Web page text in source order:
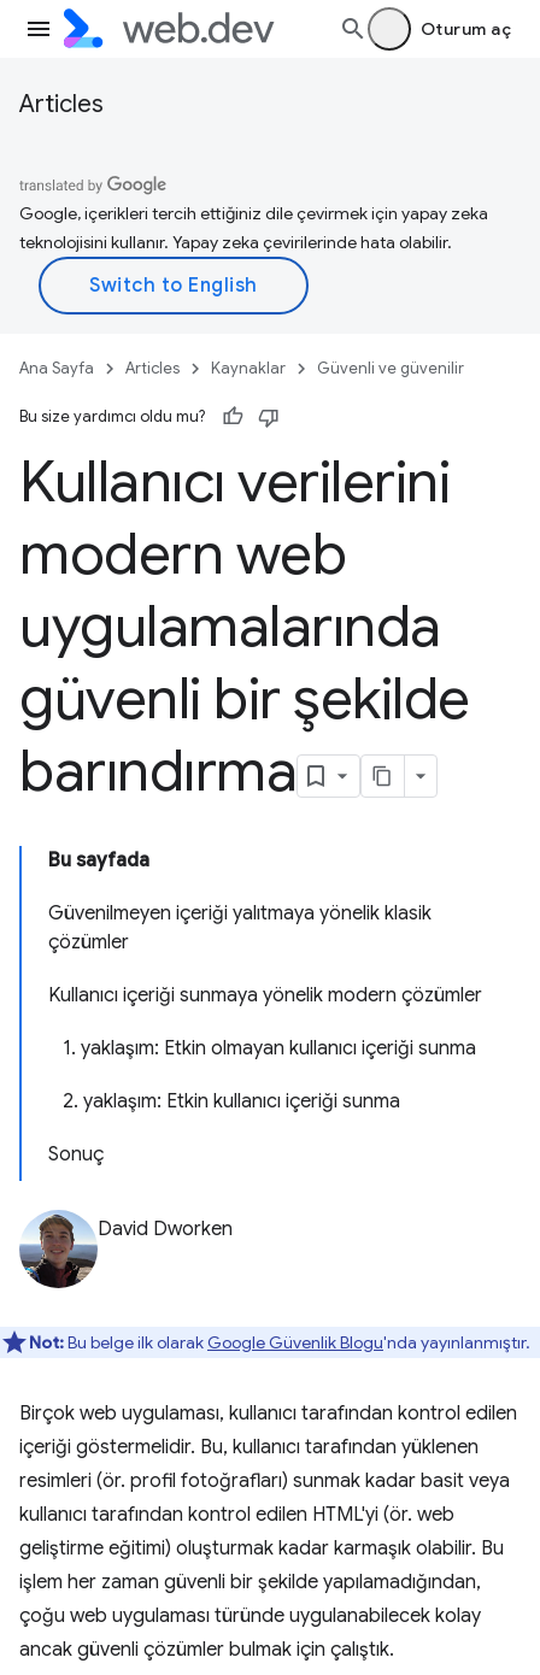
Oturum aç
Articles
Google, içerikleri tercih ettiğiniz dile çevirmek için yapay zeka
teknolojisini kullanır. Yapay zeka çevirilerinde hata olabilir.
Ana Sayfa Articles Kaynaklar Güvenli ve güvenilir
Bu size yardımcı oldu mu?
Kullanıcı verilerini
modern web
uygulamalarında
güvenli bir şekilde
barındırma
Bu sayfada
Güvenilmeyen içeriği yalıtmaya yönelik klasik
çözümler
Kullanıcı içeriği sunmaya yönelik modern çözümler
1. yaklaşım: Etkin olmayan kullanıcı içeriği sunma
2. yaklaşım: Etkin kullanıcı içeriği sunma
Sonuç
David Dworken
Not:Bu belge ilk olarak Google Güvenlik Blogu'nda yayınlanmıştır.
Birçok web uygulaması, kullanıcı tarafından kontrol edilen
içeriği göstermelidir. Bu, kullanıcı tarafından yüklenen
resimleri (ör. profil fotoğrafları) sunmak kadar basit veya
kullanıcı tarafından kontrol edilen HTML'yi (ör. web
geliştirme eğitimi) oluşturmak kadar karmaşık olabilir. Bu
işlem her zaman güvenli bir şekilde yapılamadığından,
çoğu web uygulaması türünde uygulanabilecek kolay
ancak güvenli çözümler bulmak için çalıştık.